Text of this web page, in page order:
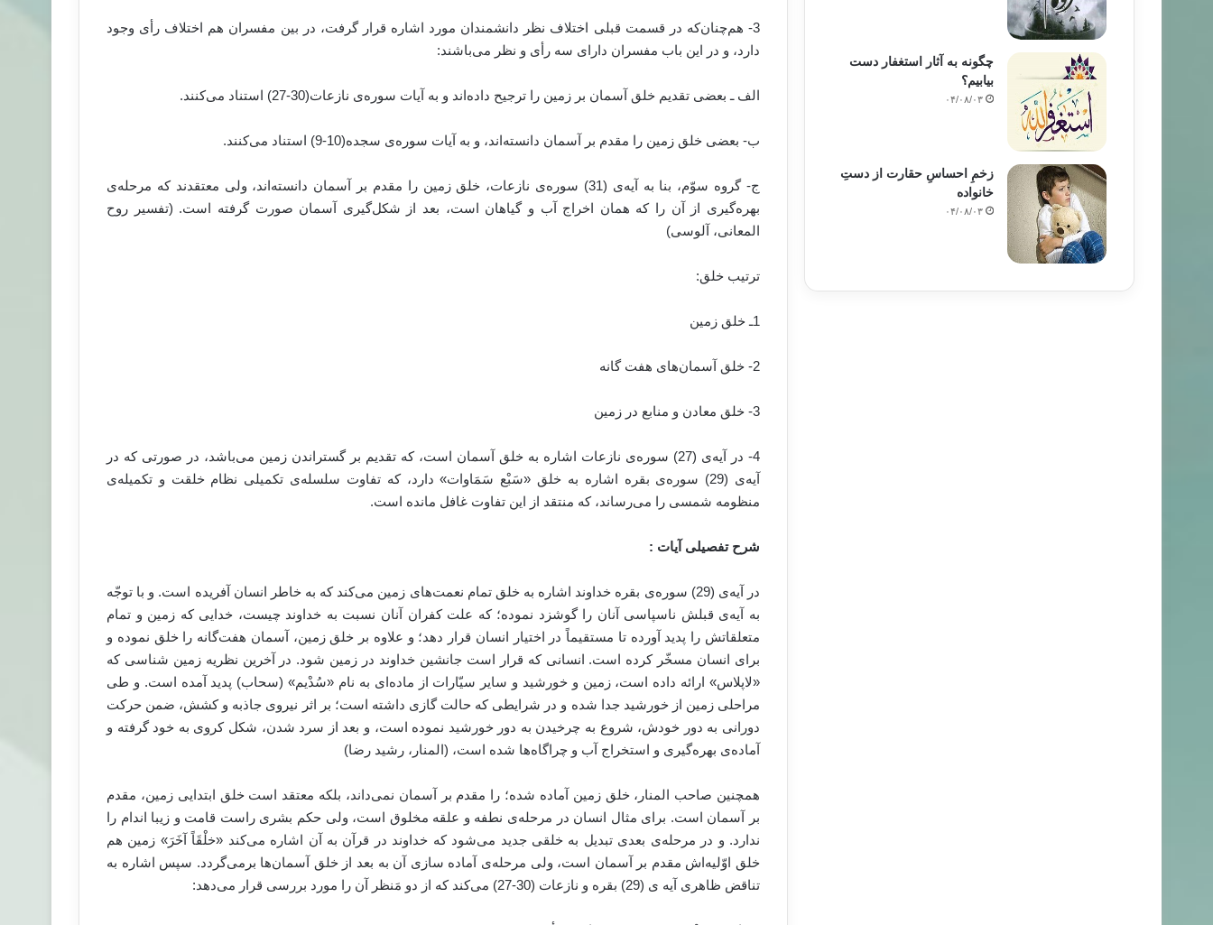
3- هم‌چنان‌که در قسمت قبلی اختلاف نظر دانشمندان مورد اشاره قرار گرفت، در بین مفسران هم اختلاف رأی وجود
دارد، و در این باب مفسران دارای سه رأی و نظر می‌باشند:
الف ـ بعضی تقدیم خلق آسمان بر زمین را ترجیح داده‌اند و به آیات سوره‌ی نازعات(30-27) استناد می‌کنند.
ب- بعضی خلق زمین را مقدم بر آسمان دانسته‌اند، و به آیات سوره‌ی سجده(10-9) استناد می‌کنند.
ج- گروه سوّم، بنا به آیه‌ی (31) سوره‌ی نازعات، خلق زمین را مقدم بر آسمان دانسته‌اند، ولی معتقدند که مرحله‌ی
بهره‌گیری از آن را که همان اخراج آب و گیاهان است، بعد از شکل‌گیری آسمان صورت گرفته است. (تفسیر روح
المعانی، آلوسی)
ترتیب خلق:
1ـ خلق زمین
2- خلق آسمان‌های هفت گانه
3- خلق معادن و منابع در زمین
4- در آیه‌ی (27) سوره‌ی نازعات اشاره به خلق آسمان است، که تقدیم بر گستراندن زمین می‌باشد، در صورتی که در
آیه‌ی (29) سوره‌ی بقره اشاره به خلق «سَبْع سَمَاوات» دارد، که تفاوت سلسله‌ی تکمیلی نظام خلقت و تکمیله‌ی
منظومه شمسی را می‌رساند، که منتقد از این تفاوت غافل مانده است.
شرح تفصیلی آیات :
در آیه‌ی (29) سوره‌ی بقره خداوند اشاره به خلق تمام نعمت‌های زمین می‌کند که به خاطر انسان آفریده است. و با توجّه
به آیه‌ی قبلش ناسپاسی آنان را گوشزد نموده؛ که علت کفران آنان نسبت به خداوند چیست، خدایی که زمین و تمام
متعلقاتش را پدید آورده تا مستقیماً در اختیار انسان قرار دهد؛ و علاوه بر خلق زمین، آسمان هفت‌گانه را خلق نموده و
برای انسان مسخّر کرده است. انسانی که قرار است جانشین خداوند در زمین شود. در آخرین نظریه زمین شناسی که
«لاپلاس» ارائه داده است، زمین و خورشید و سایر سیّارات از ماده‌ای به نام «سُدْیم» (سحاب) پدید آمده است. و طی
مراحلی زمین از خورشید جدا شده و در شرایطی که حالت گازی داشته است؛ بر اثر نیروی جاذبه و کشش، ضمن حرکت
دورانی به دور خودش، شروع به چرخیدن به دور خورشید نموده است، و بعد از سرد شدن، شکل کروی به خود گرفته و
آماده‌ی بهره‌گیری و استخراج آب و چراگاه‌ها شده است، (المنار، رشید رضا)
همچنین صاحب المنار، خلق زمین آماده شده؛ را مقدم بر آسمان نمی‌داند، بلکه معتقد است خلق ابتدایی زمین، مقدم
بر آسمان است. برای مثال انسان در مرحله‌ی نطفه و علقه مخلوق است، ولی حکم بشری راست قامت و زیبا اندام را
ندارد. و در مرحله‌ی بعدی تبدیل به خلقی جدید می‌شود که خداوند در قرآن به آن اشاره می‌کند «خلْقَاً آخَرَ» زمین هم
خلق اوّلیه‌اش مقدم بر آسمان است، ولی مرحله‌ی آماده سازی آن به بعد از خلق آسمان‌ها برمی‌گردد. سپس اشاره به
تناقض ظاهری آیه ی (29) بقره و نازعات (30-27) می‌کند که از دو مَنظر آن را مورد بررسی قرار می‌دهد:
چگونه به آثار استغفار دست
بیابیم؟
۰۴/۰۸/۰۳
زخمِ احساسِ حقارت از دستِ
خانواده
۰۴/۰۸/۰۳